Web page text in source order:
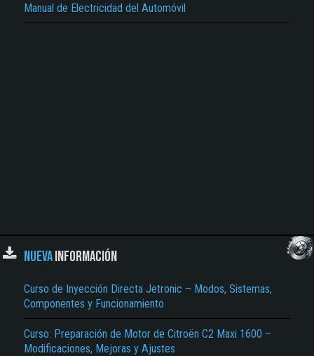
Manual de Electricidad del Automóvil
NUEVAINFORMACIÓN
Curso de Inyección Directa Jetronic – Modos, Sistemas,
Componentes y Funcionamiento
Curso: Preparación de Motor de Citroën C2 Maxi 1600 –
Modificaciones, Mejoras y Ajustes